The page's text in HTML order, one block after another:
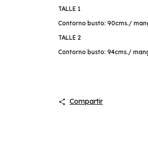
TALLE 1
Contorno busto: 90cms./
TALLE 2
Contorno busto: 94cms./
Compartir